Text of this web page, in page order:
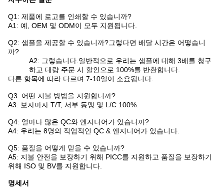
Q1: 제품에 로고를 인쇄할 수 있습니까?
A1: 예, OEM 및 ODM이 모두 지원됩니다.
Q2: 샘플을 제공할 수 있습니까?그렇다면 배달 시간은 어떻습니
까?
A2: 그렇습니다.일반적으로 우리는 샘플에 대해 3배를 청구
하고 대량 주문 시 할인으로 100%를 반환합니다.
다른 항목에 따라 다르며 7-10일이 소요됩니다.
Q3: 어떤 지불 방법을 지원합니까?
A3: 보자마자 T/T, 서부 동맹 및 L/C 100%.
Q4: 얼마나 많은 QC와 엔지니어가 있습니까?
A4: 우리는 8명의 직업적인 QC & 엔지니어가 있습니다.
Q5: 품질을 어떻게 믿을 수 있습니까?
A5: 지불 안전을 보장하기 위해 PICC를 지원하고 품질을 보장하기
위해 ISO 및 BV를 지원합니다.
명세서